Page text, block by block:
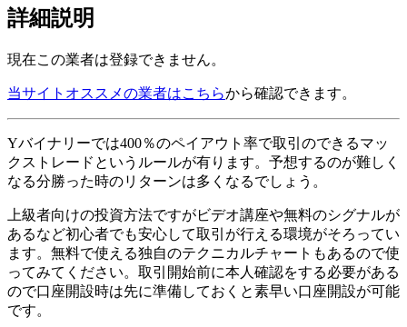
詳細説明
現在この業者は登録できません。
当サイトオススメの業者はこちらから確認できます。
Yバイナリーでは400％のペイアウト率で取引のできるマッ
クストレードというルールが有ります。 予想するのが難しく
なる分勝った時のリターンは多くなるでしょう。
上級者向けの投資方法ですがビデオ講座や無料のシグナルが
あるなど初心者でも安心して取引が行える環境がそろってい
ます。 無料で使える独自のテクニカルチャートもあるので使
ってみてください。取引開始前に本人確認をする必要がある
ので口座開設時は先に準備しておくと素早い口座開設が可能
です。